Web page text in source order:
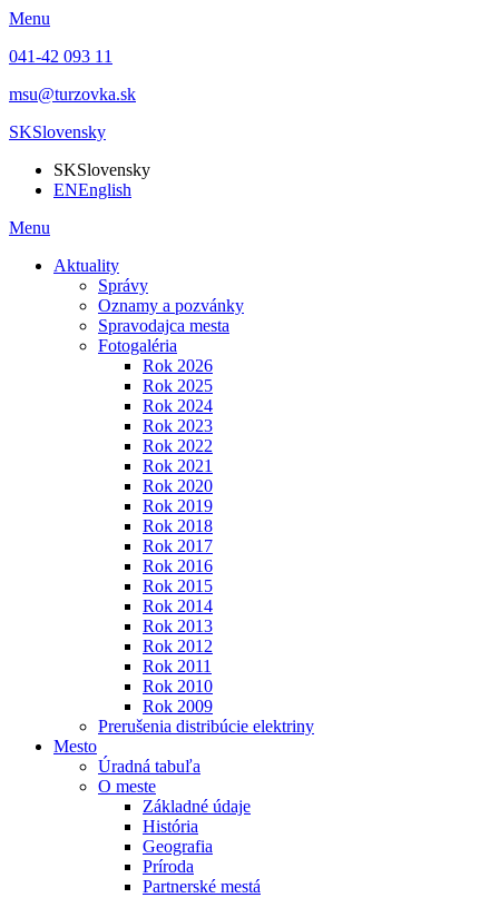
Menu
041-42 093 11
msu@turzovka.sk
SKSlovensky
SKSlovensky
ENEnglish
Menu
Aktuality
Správy
Oznamy a pozvánky
Spravodajca mesta
Fotogaléria
Rok 2026
Rok 2025
Rok 2024
Rok 2023
Rok 2022
Rok 2021
Rok 2020
Rok 2019
Rok 2018
Rok 2017
Rok 2016
Rok 2015
Rok 2014
Rok 2013
Rok 2012
Rok 2011
Rok 2010
Rok 2009
Prerušenia distribúcie elektriny
Mesto
Úradná tabuľa
O meste
Základné údaje
História
Geografia
Príroda
Partnerské mestá